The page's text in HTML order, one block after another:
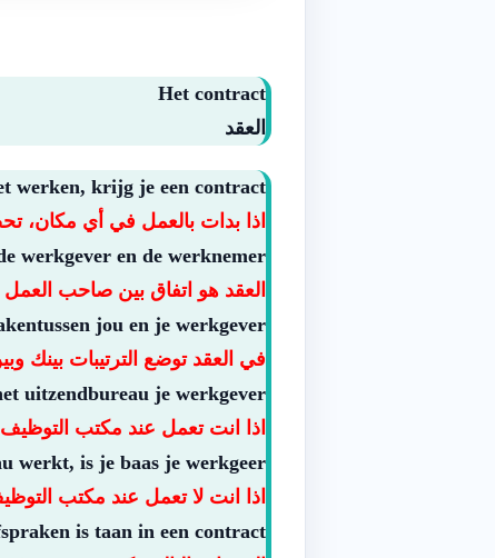
Het contract
العقد
werken, krijg je een contract.
اذا بدات بالعمل في أي مكان،
werkgever en de werknemer.
العقد هو اتفاق بين صاحب
jou en je werkgever.
في العقد توضع الترتيبات بينك
uitzendbureau je werkgever.
اذا انت تعمل عند مكتب
werkt, is je baas je werkgeer.
اذا انت لا تعمل عند مكتب
is taan in een contract.